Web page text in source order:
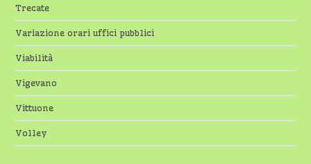
Trecate
Variazione orari uffici pubblici
Viabilità
Vigevano
Vittuone
Volley